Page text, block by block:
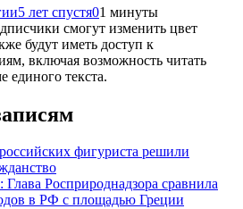
5 лет спустя01 минуты
смогут изменить цвет
будут иметь доступ к
включая возможность читать
единого текста.
фигуриста решили
Глава Росприроднадзора сравнила
в РФ с площадью Греции